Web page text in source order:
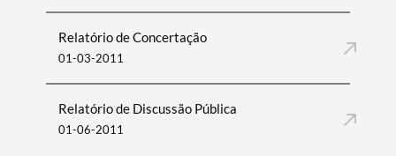
Relatório de Concertação
01-03-2011
Relatório de Discussão Pública
01-06-2011